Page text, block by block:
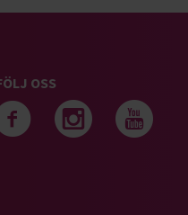
OSS
Följ oss på
Följ oss